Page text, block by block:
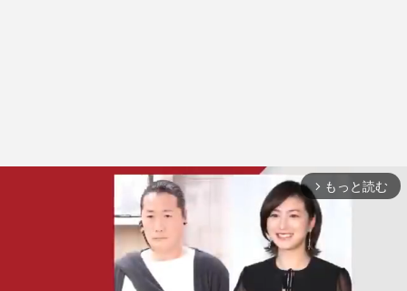
arrow_forward_ios もっと読む